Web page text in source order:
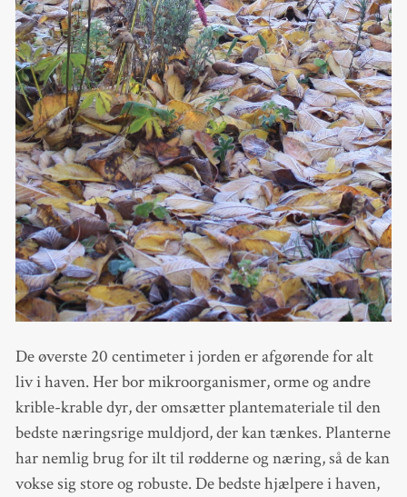
De øverste 20 centimeter i jorden er afgørende for alt
liv i haven. Her bor mikroorganismer, orme og andre
krible-krable dyr, der omsætter plantemateriale til den
bedste næringsrige muldjord, der kan tænkes. Planterne
har nemlig brug for ilt til rødderne og næring, så de kan
vokse sig store og robuste. De bedste hjælpere i haven,